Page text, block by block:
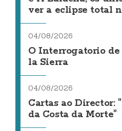
ver a eclipse total
04/08/2026
O Interrogatorio de
la Sierra
04/08/2026
Cartas ao Director:
da Costa da Morte"